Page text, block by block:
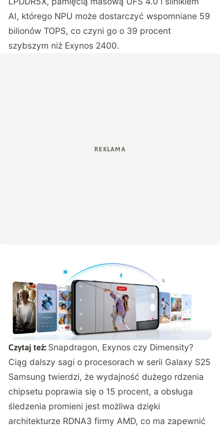
AI, którego NPU może dostarczyć wspomniane 59
bilionów TOPS, co czyni go o 39 procent
szybszym niż Exynos 2400.
Czytaj też: Snapdragon, Exynos czy Dimensity?
Ciąg dalszy sagi o procesorach w serii Galaxy S25
Samsung twierdzi, że wydajność dużego rdzenia
chipsetu poprawia się o 15 procent, a obsługa
śledzenia promieni jest możliwa dzięki
architekturze RDNA3 firmy AMD, co ma zapewnić